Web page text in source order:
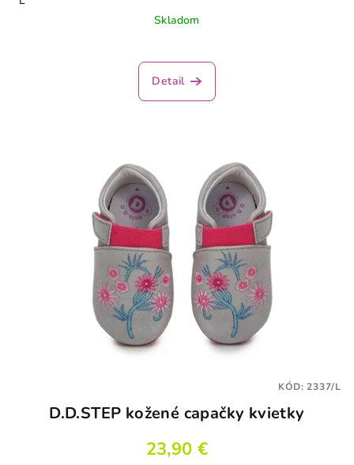
Skladom
Detail
D.D.STEP kožené capačky kvietky
23,90 €
KÓD:2337/L